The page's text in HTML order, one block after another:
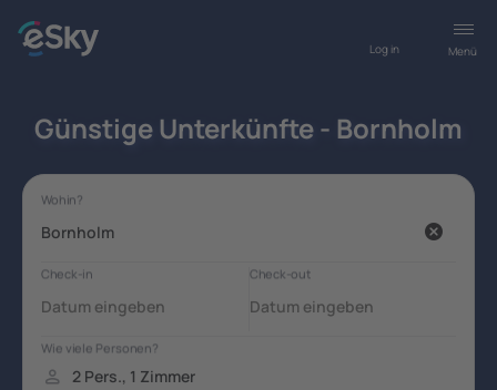
Menü
Log in
Günstige Unterkünfte - Bornholm